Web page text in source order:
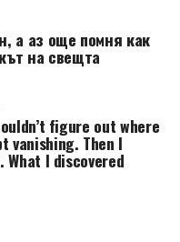
а аз още помня как
на свещта
figure out where
vanishing. Then I
I discovered